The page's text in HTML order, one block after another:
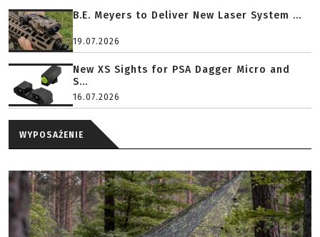
B.E. Meyers to Deliver New Laser System ...
19.07.2026
New XS Sights for PSA Dagger Micro and
S...
16.07.2026
WYPOSAŻENIE